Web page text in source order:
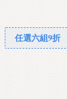
任選六組9折